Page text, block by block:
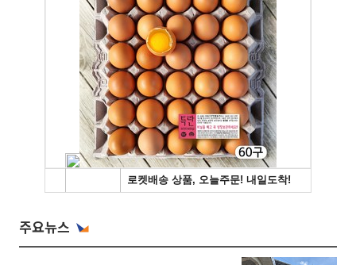
주요뉴스